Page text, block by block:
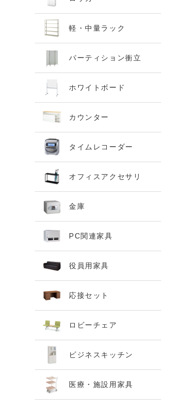
軽・中量ラック
パーティション衝立
ホワイトボード
カウンター
タイムレコーダー
オフィスアクセサリ
金庫
PC関連家具
役員用家具
応接セット
ロビーチェア
ビジネスキッチン
医療・施設用家具